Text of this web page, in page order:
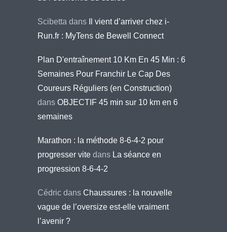
Scibetta dans
Il vient d’arriver chez i-
Run.fr : MyTens de Bewell Connect
Plan D'entraînement 10 Km En 45 Min : 6
Semaines Pour Franchir Le Cap Des
Coureurs Réguliers (en Construction)
dans OBJECTIF 45 min sur 10 km en 6
semaines
Marathon : la méthode 8-6-4-2 pour
progresser vite dans La séance en
progression 8-6-4-2
Cédric dans Chaussures : la nouvelle
vague de l’oversize est-elle vraiment
l’avenir ?